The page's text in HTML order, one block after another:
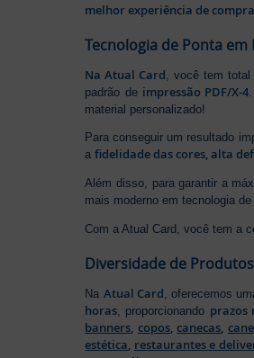
melhor experiência de
Tecnologia de Ponta
Na Atual Card , você tem
padrão de impressão PDF/X-4
material personalizado!
Para conseguir um resultado
afidelidade das cores, alta
Além disso, para garantir a
mais moderno em tecnologia
Com a Atual Card, você tem a
Diversidade de
Na Atual Card , oferecemos
horas , proporcionando prazos
banners, copos,canecas,
estética, restaurantes e